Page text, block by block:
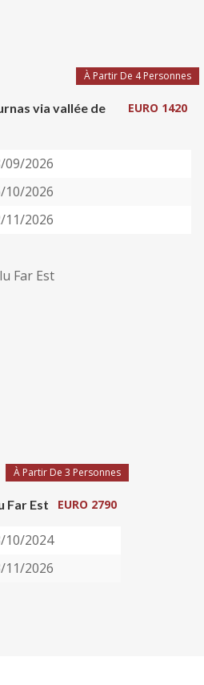
À Partir De 4 Personnes
via vallée de
EURO 1420
09/2026
10/2026
11/2026
À Partir De 3 Personnes
Far Est EURO 2790
10/2024
11/2026